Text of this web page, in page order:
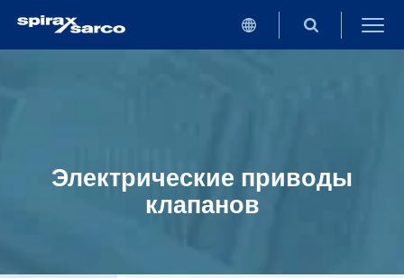
Электрические приводы
клапанов